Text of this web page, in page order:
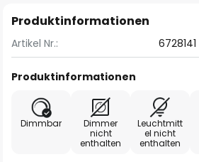
Produktinformationen
Artikel Nr.: 6728141
Produktinformationen
Dimmbar
Dimmer
nicht
enthalten
Leuchtmitt
el nicht
enthalten